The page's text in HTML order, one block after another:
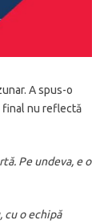
A spus-o
final nu reflectă
Pe undeva, e o
cu o echipă